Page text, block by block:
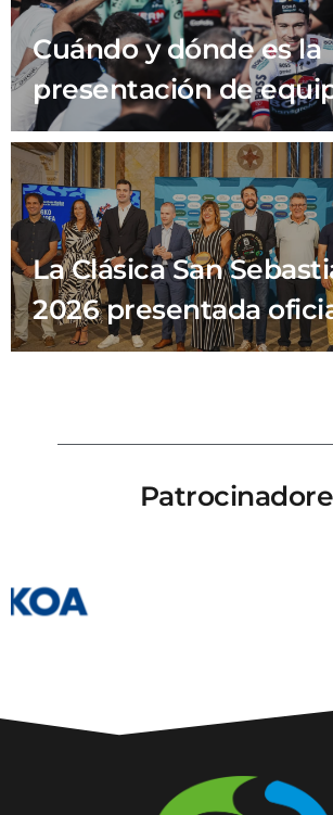
Cuándo y dónde es la
presentación de
La Clásica San
2026 presentada